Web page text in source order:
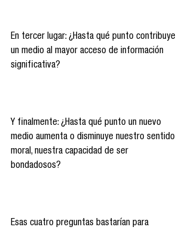
En tercer lugar: ¿Hasta qué punto contribuye
un medio al mayor acceso de información
significativa?
Y finalmente: ¿Hasta qué punto un nuevo
medio aumenta o disminuye nuestro sentido
moral, nuestra capacidad de ser
bondadosos?
Esas cuatro preguntas bastarían para